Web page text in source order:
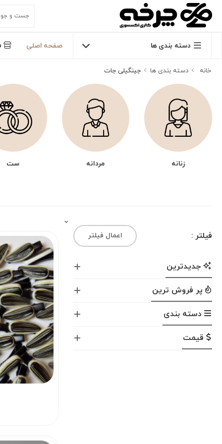
دسته بندی ها صفحه اصلی
خانه دسته بندی ها جینگیلی جات
زنانه مردانه ست
فیلتر : اعمال فیلتر
جدیدترین
پر فروش ترین
دسته بندی
قیمت